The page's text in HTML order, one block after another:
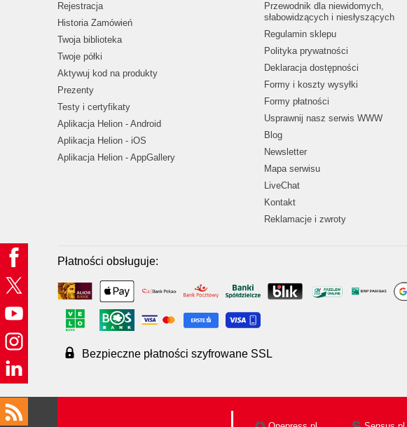
Rejestracja
Historia Zamówień
Twoja biblioteka
Twoje półki
Aktywuj kod na produkty
Prezenty
Testy i certyfikaty
Aplikacja Helion - Android
Aplikacja Helion - iOS
Aplikacja Helion - AppGallery
Przewodnik dla niewidomych,
słabowidzących i niesłyszących
Regulamin sklepu
Polityka prywatności
Deklaracja dostępności
Formy i koszty wysyłki
Formy płatności
Usprawnij nasz serwis WWW
Blog
Newsletter
Mapa serwisu
LiveChat
Kontakt
Reklamacje i zwroty
Płatności obsługuje:
Bezpieczne płatności szyfrowane SSL